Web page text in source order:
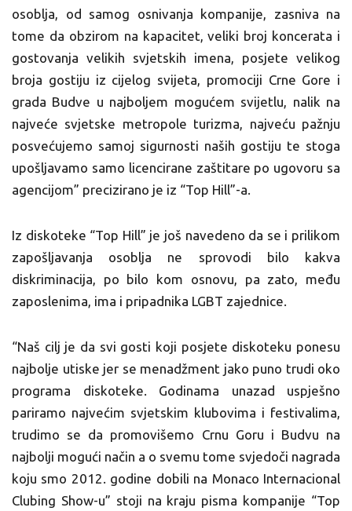
osoblja, od samog osnivanja kompanije, zasniva na
tome da obzirom na kapacitet, veliki broj koncerata i
gostovanja velikih svjetskih imena, posjete velikog
broja gostiju iz cijelog svijeta, promociji Crne Gore i
grada Budve u najboljem mogućem svijetlu, nalik na
najveće svjetske metropole turizma, najveću pažnju
posvećujemo samoj sigurnosti naših gostiju te stoga
upošljavamo samo licencirane zaštitare po ugovoru sa
agencijom” precizirano je iz “Top Hill”-a.
Iz diskoteke “Top Hill” je još navedeno da se i prilikom
zapošljavanja osoblja ne sprovodi bilo kakva
diskriminacija, po bilo kom osnovu, pa zato, među
zaposlenima, ima i pripadnika LGBT zajednice.
“Naš cilj je da svi gosti koji posjete diskoteku ponesu
najbolje utiske jer se menadžment jako puno trudi oko
programa diskoteke. Godinama unazad uspješno
pariramo najvećim svjetskim klubovima i festivalima,
trudimo se da promovišemo Crnu Goru i Budvu na
najbolji mogući način a o svemu tome svjedoči nagrada
koju smo 2012. godine dobili na Monaco Internacional
Clubing Show-u” stoji na kraju pisma kompanije “Top